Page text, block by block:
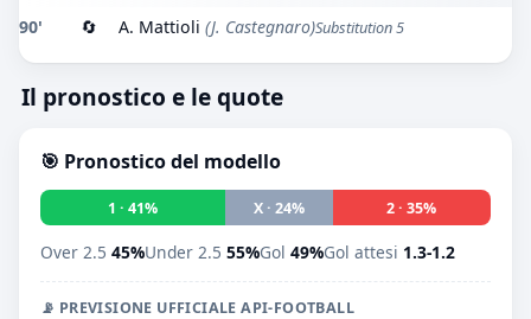
90' 🔄 A. Mattioli (J. Castegnaro)Substitution 5
Il pronostico e le quote
🎯 Pronostico del modello
1 · 41% X · 24% 2 · 35%
Over 2.5 45%Under 2.5 55%Gol 49%Gol attesi 1.3-1.2
📡 PREVISIONE UFFICIALE API-FOOTBALL